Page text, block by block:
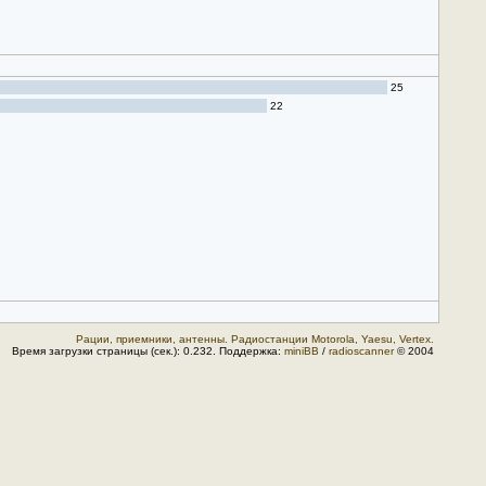
25
22
Рации, приемники, антенны. Радиостанции Motorola, Yaesu, Vertex.
Время загрузки страницы (сек.): 0.232. Поддержка: miniBB / radioscanner© 2004